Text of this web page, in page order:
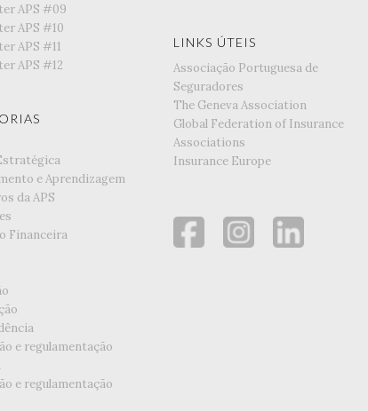
APS #09
APS #10
APS #11
APS #12
e Aprendizagem
da APS
Financeira
e regulamentação
e regulamentação
LINKS ÚTEIS
Associação Portuguesa de
Seguradores
The Geneva Association
Global Federation of Insurance
Associations
Insurance Europe